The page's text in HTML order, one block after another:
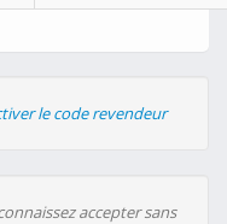
le code revendeur
accepter sans